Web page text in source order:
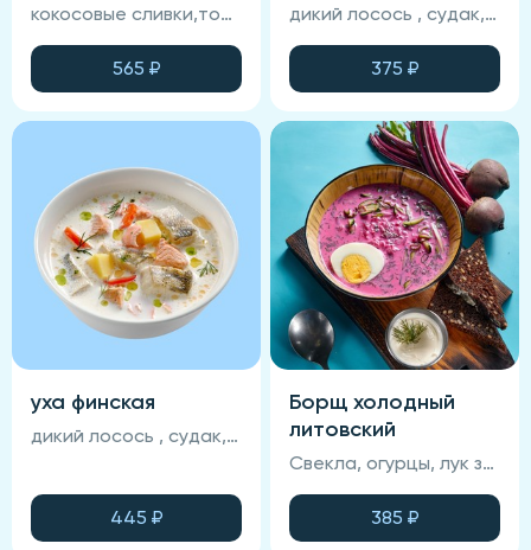
кокосовые сливки,томатная основа, креветка, кальмар, лосось, судак, мидии, запеченный хлеб, зелень
565 ₽
дикий лосось , судак, морковь, картофель, помидор, специи, запеченный хлеб, зелень
375 ₽
уха финская
дикий лосось , судак, морковь, картофель, помидор, специи, запеченный хлеб, зелень, сливки
445 ₽
Борщ холодный
литовский
Свекла, огурцы, лук зеленый, зелень, кефир, хрен, яйцо куриное, сметана, хлеб, картофельные дольки.
385 ₽